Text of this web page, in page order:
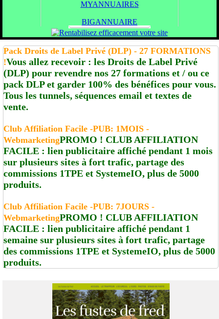
MYANNUAIRES
BIGANNUAIRE
Pack Droits de Label Privé (DLP) - 27 FORMATIONS
!Vous allez recevoir : les Droits de Label Privé
(DLP) pour revendre nos 27 formations et / ou ce
pack DLP et garder 100% des bénéfices pour vous.
Tous les tunnels, séquences email et textes de
vente.
Club Affiliation Facile -PUB: 1MOIS -
WebmarketingPROMO ! CLUB AFFILIATION
FACILE : lien publicitaire affiché pendant 1 mois
sur plusieurs sites à fort trafic, partage des
commissions 1TPE et SystemeIO, plus de 5000
produits.
Club Affiliation Facile -PUB: 7JOURS -
WebmarketingPROMO ! CLUB AFFILIATION
FACILE : lien publicitaire affiché pendant 1
semaine sur plusieurs sites à fort trafic, partage
des commissions 1TPE et SystemeIO, plus de 5000
produits.